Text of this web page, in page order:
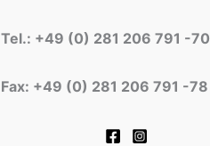
Tel.: +49 (0) 281 206 791 -70
Fax: +49 (0) 281 206 791 -78